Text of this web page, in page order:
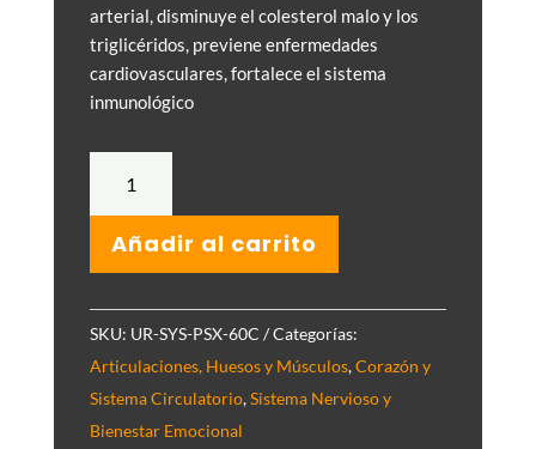
arterial, disminuye el colesterol malo y los
triglicéridos, previene enfermedades
cardiovasculares, fortalece el sistema
inmunológico
cantidad
Añadir al carrito
SKU: UR-SYS-PSX-60C
Categorías:
Articulaciones, Huesos y Músculos,Corazón y
Sistema Circulatorio,Sistema Nervioso y
Bienestar Emocional